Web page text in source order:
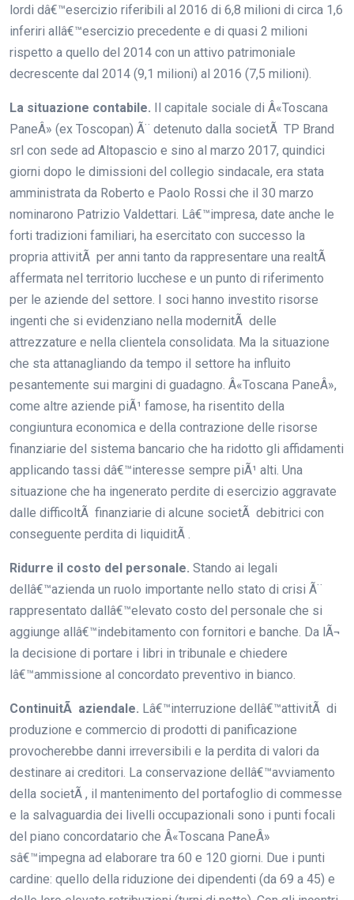
lordi dâ€™esercizio riferibili al 2016 di 6,8 milioni di circa 1,6
inferiri allâ€™esercizio precedente e di quasi 2 milioni
rispetto a quello del 2014 con un attivo patrimoniale
decrescente dal 2014 (9,1 milioni) al 2016 (7,5 milioni).
La situazione contabile. Il capitale sociale di Â«Toscana
PaneÂ» (ex Toscopan) Ã¨ detenuto dalla societÃ TP Brand
srl con sede ad Altopascio e sino al marzo 2017, quindici
giorni dopo le dimissioni del collegio sindacale, era stata
amministrata da Roberto e Paolo Rossi che il 30 marzo
nominarono Patrizio Valdettari. Lâ€™impresa, date anche le
forti tradizioni familiari, ha esercitato con successo la
propria attivitÃ per anni tanto da rappresentare una realtÃ
affermata nel territorio lucchese e un punto di riferimento
per le aziende del settore. I soci hanno investito risorse
ingenti che si evidenziano nella modernitÃ delle
attrezzature e nella clientela consolidata. Ma la situazione
che sta attanagliando da tempo il settore ha influito
pesantemente sui margini di guadagno. Â«Toscana PaneÂ»,
come altre aziende piÃ¹ famose, ha risentito della
congiuntura economica e della contrazione delle risorse
finanziarie del sistema bancario che ha ridotto gli affidamenti
applicando tassi dâ€™interesse sempre piÃ¹ alti. Una
situazione che ha ingenerato perdite di esercizio aggravate
dalle difficoltÃ finanziarie di alcune societÃ debitrici con
conseguente perdita di liquiditÃ .
Ridurre il costo del personale. Stando ai legali
dellâ€™azienda un ruolo importante nello stato di crisi Ã¨
rappresentato dallâ€™elevato costo del personale che si
aggiunge allâ€™indebitamento con fornitori e banche. Da lÃ¬
la decisione di portare i libri in tribunale e chiedere
lâ€™ammissione al concordato preventivo in bianco.
ContinuitÃ aziendale. Lâ€™interruzione dellâ€™attivitÃ di
produzione e commercio di prodotti di panificazione
provocherebbe danni irreversibili e la perdita di valori da
destinare ai creditori. La conservazione dellâ€™avviamento
della societÃ , il mantenimento del portafoglio di commesse
e la salvaguardia dei livelli occupazionali sono i punti focali
del piano concordatario che Â«Toscana PaneÂ»
sâ€™impegna ad elaborare tra 60 e 120 giorni. Due i punti
cardine: quello della riduzione dei dipendenti (da 69 a 45) e